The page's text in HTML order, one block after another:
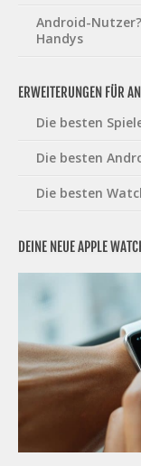
Android-
Handys
ERWEITERUNGEN FÜR
Die besten
Die besten
Die besten
DEINE NEUE APPLE